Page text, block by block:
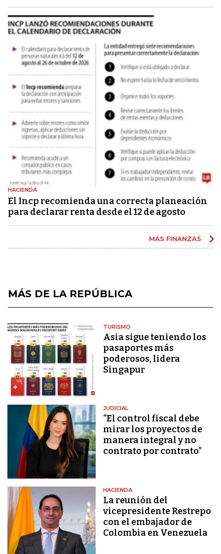
HACIENDA
El Incp recomienda una correcta planeación
para declarar renta desde el 12 de agosto
MÁS FINANZAS
MÁS DE LA REPÚBLICA
TURISMO
Asia sigue teniendo los
pasaportes más
poderosos, lidera
Singapur
JUDICIAL
“El control fiscal debe
mirar los proyectos de
manera integral y no
contrato por contrato”
HACIENDA
La reunión del
vicepresidente Restrepo
con el embajador de
Colombia en Venezuela